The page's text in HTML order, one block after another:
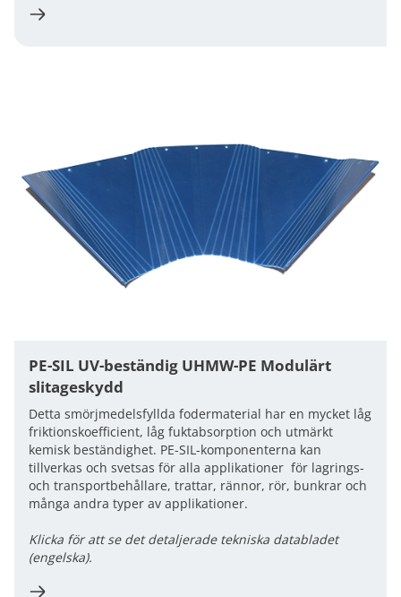
PE-SIL UV-beständig UHMW-PE Modulärt
slitageskydd
Detta smörjmedelsfyllda fodermaterial har en mycket låg
friktionskoefficient, låg fuktabsorption och utmärkt
kemisk beständighet. PE-SIL-komponenterna kan
tillverkas och svetsas för alla applikationer för lagrings-
och transportbehållare, trattar, rännor, rör, bunkrar och
många andra typer av applikationer.
Klicka för att se det detaljerade tekniska databladet
(engelska).